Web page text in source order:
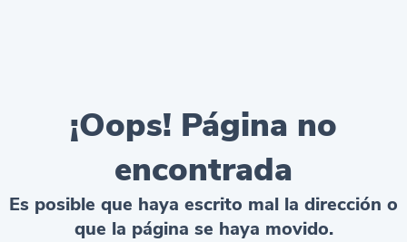
¡Oops! Página no
encontrada
Es posible que haya escrito mal la dirección o
que la página se haya movido.